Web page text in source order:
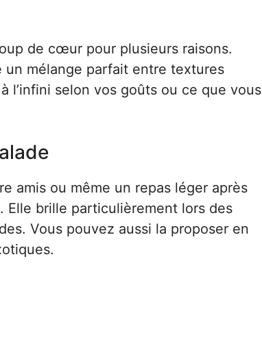
de cœur pour plusieurs raisons.
un mélange parfait entre textures
l’infini selon vos goûts ou ce que vous
amis ou même un repas léger après
brille particulièrement lors des
Vous pouvez aussi la proposer en